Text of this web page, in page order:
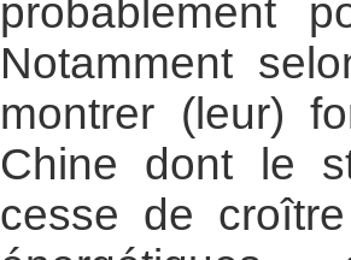
probablement
Notamment
montrer (leur)
Chine dont le
cesse de